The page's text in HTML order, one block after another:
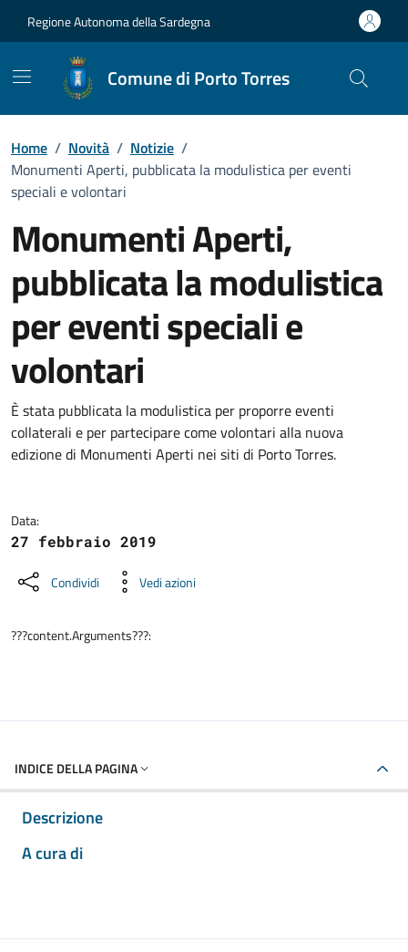
Regione Autonoma della Sardegna
Comune di Porto Torres
Home / Novità / Notizie /
Monumenti Aperti, pubblicata la modulistica per eventi
speciali e volontari
Monumenti Aperti,
pubblicata la modulistica
per eventi speciali e
volontari
Dettagli della notizia
È stata pubblicata la modulistica per proporre eventi
collaterali e per partecipare come volontari alla nuova
edizione di Monumenti Aperti nei siti di Porto Torres.
Data:
27 febbraio 2019
Condividi Vedi azioni
???content.Arguments???:
INDICE DELLA PAGINA
Descrizione
A cura di